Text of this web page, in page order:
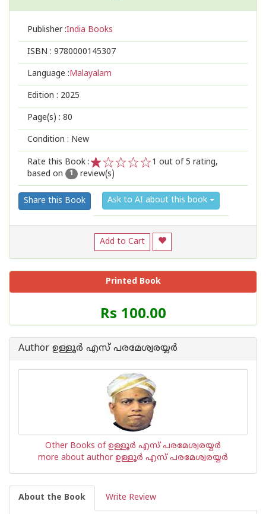
Publisher :India Books
ISBN : 9780000145307
Language :Malayalam
Edition : 2025
Page(s) : 80
Condition : New
Rate this Book :
2
1
1 out of 5 rating,
based on
1 review(s)
Share this Book Ask to AI about this book
Add to Cart
Printed Book
Price
of
Book
Rs 100.00
Author ഉള്ളൂര്‍ എസ് പരമേശ്വരയ്യര്‍
Other Books of ഉള്ളൂര്‍ എസ് പരമേശ്വരയ്യര്‍
more about author ഉള്ളൂര്‍ എസ് പരമേശ്വരയ്യര്‍
About the Book Write Review